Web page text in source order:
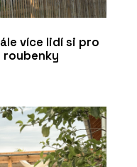
více lidí si pro